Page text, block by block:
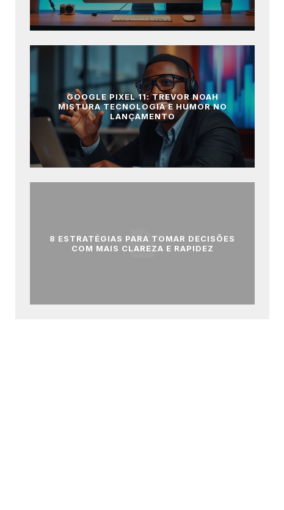
GOOGLE PIXEL 11: TREVOR NOAH
MISTURA TECNOLOGIA E HUMOR NO
LANÇAMENTO
8 ESTRATÉGIAS PARA TOMAR DECISÕES
COM MAIS CLAREZA E RAPIDEZ